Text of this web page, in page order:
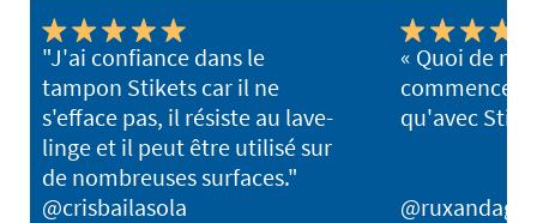
"J'ai confiance dans le
tampon Stikets car il ne
s'efface pas, il résiste au lave-
linge et il peut être utilisé sur
de nombreuses surfaces."
@crisbailasola
« Quoi de
commencer
qu'avec